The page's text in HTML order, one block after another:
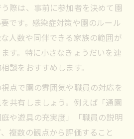
際は、事前に参加者を決めて園
です。感染症対策や園のルール
人数や同伴できる家族の範囲が
す。特に小さなきょうだいを連
談をおすすめします。
点で園の雰囲気や職員の対応を
共有しましょう。例えば「通園
や遊具の充実度」「職員の説明
複数の観点から評価すること